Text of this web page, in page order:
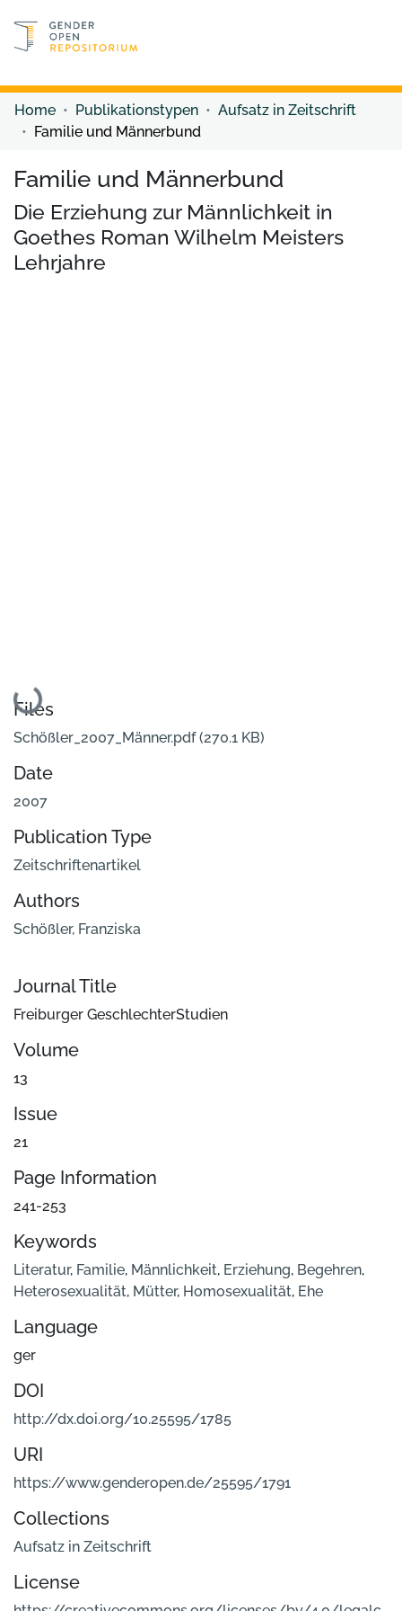
Discover content
Home Publikationstypen
Aufsatz in Zeitschrift
Familie und Männerbund
Familie und Männerbund
Die Erziehung zur Männlichkeit in
Goethes Roman Wilhelm Meisters
Lehrjahre
Loading...
Files
Schößler_2007_Männer.pdf(270.1 KB)
Date
2007
Publication Type
Zeitschriftenartikel
Authors
Schößler, Franziska
Journal Title
Freiburger GeschlechterStudien
Volume
13
Issue
21
Page Information
241-253
Keywords
Literatur, Familie, Männlichkeit, Erziehung, Begehren,
Heterosexualität, Mütter, Homosexualität, Ehe
Language
ger
DOI
http://dx.doi.org/10.25595/1785
URI
https://www.genderopen.de/25595/1791
Collections
Aufsatz in Zeitschrift
License